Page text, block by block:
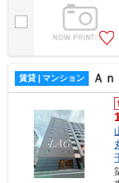
賃貸 | マンション Ａ